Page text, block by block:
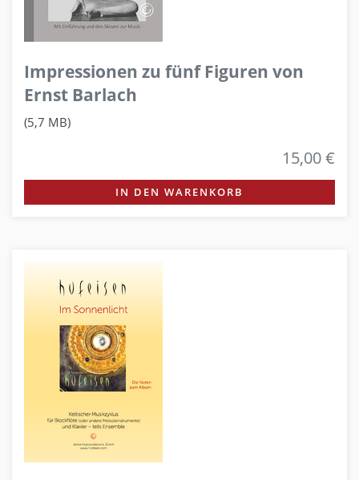
Impressionen zu fünf Figuren von
Ernst Barlach
(5,7 MB)
15,00 €
IN DEN WARENKORB